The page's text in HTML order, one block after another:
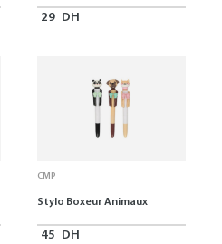
29 DH
CMP
Stylo Boxeur Animaux
45 DH